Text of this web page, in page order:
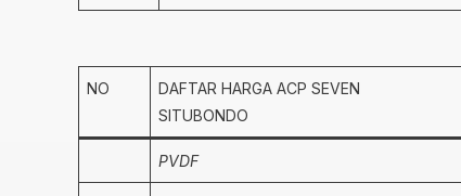
NO
DAFTAR HARGA ACP SEVEN
SITUBONDO
PVDF